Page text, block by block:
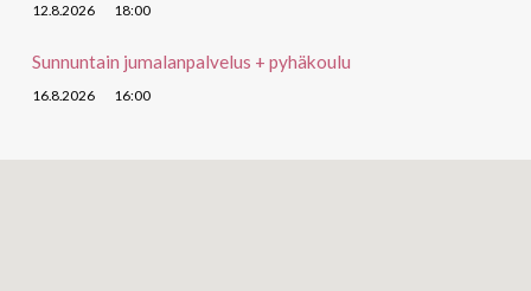
12.8.2026 18:00
Sunnuntain jumalanpalvelus + pyhäkoulu
16.8.2026 16:00